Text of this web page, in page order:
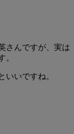
さんですが、実は
。
いいですね。